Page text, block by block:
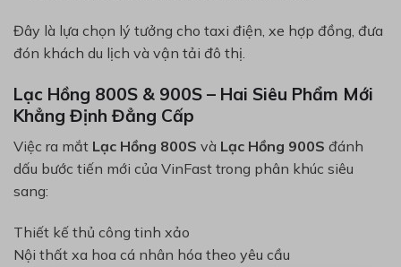
Đây là lựa chọn lý tưởng cho taxi điện, xe hợp đồng, đưa
đón khách du lịch và vận tải đô thị.
Lạc Hồng 800S & 900S – Hai Siêu Phẩm Mới
Khẳng Định Đẳng Cấp
Việc ra mắt Lạc Hồng 800S và Lạc Hồng 900S đánh
dấu bước tiến mới của VinFast trong phân khúc siêu
sang:
Thiết kế thủ công tinh xảo
Nội thất xa hoa cá nhân hóa theo yêu cầu